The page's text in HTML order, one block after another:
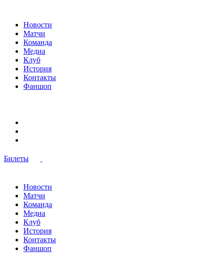
Новости
Матчи
Команда
Медиа
Клуб
История
Контакты
Фаншоп
Билеты
Новости
Матчи
Команда
Медиа
Клуб
История
Контакты
Фаншоп